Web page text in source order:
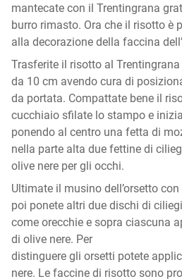
mantecate con il Trentingrana
burro rimasto. Ora che il risotto è
alla decorazione della faccina
Trasferite il risotto al
da 10 cm avendo cura di
da portata. Compattate bene il
cucchiaio sfilate lo stampo e
ponendo al centro una fetta di
nella parte alta due fettine di
olive nere per gli occhi.
Ultimate il musino dell’orsetto
poi ponete altri due dischi di
come orecchie e sopra ciascuna
di olive nere. Per
distinguere gli orsetti potete
nere. Le faccine di risotto sono